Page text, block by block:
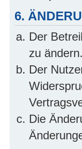
6.
Der
zu
Der
Die